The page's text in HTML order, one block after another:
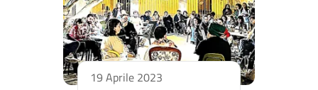
19 Aprile 2023